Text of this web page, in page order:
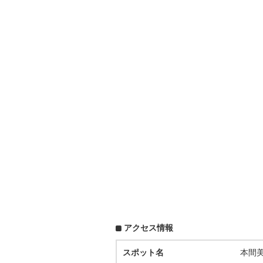
アクセス情報
スポット名 本間